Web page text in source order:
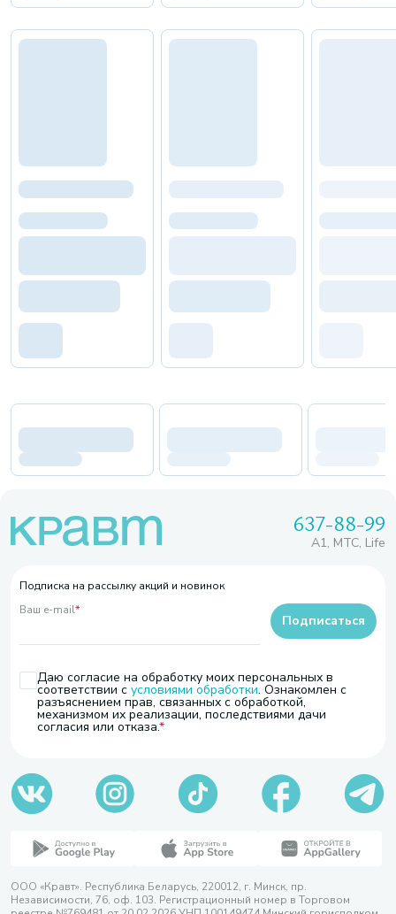
637-88-99
A1, МТС, Life
Подписка на рассылку акций и новинок
Ваш e-mail*
Даю согласие на обработку моих персональных в
соответствии с условиями обработки. Ознакомлен с
разъяснением прав, связанных с обработкой,
механизмом их реализации, последствиями дачи
согласия или отказа.
Подписаться
ООО «Кравт». Республика Беларусь, 220012, г. Минск, пр.
Независимости, 76, оф. 103. Регистрационный номер в Торговом